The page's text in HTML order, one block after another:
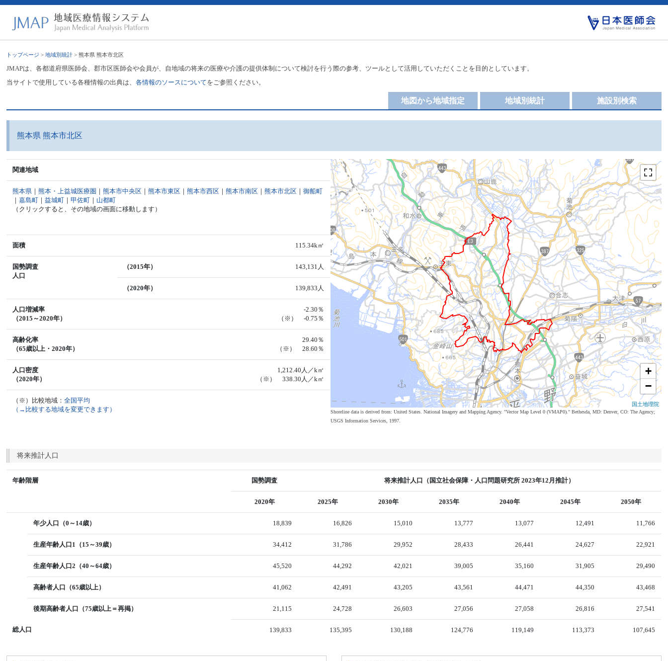
トップページ >地域別統計 > 熊本県 熊本市北区
JMAPは、各都道府県医師会、郡市区医師会や会員が、自地域の将来の医療や介護の提供体制について検討を行う際の参考、ツールとして活用していただくことを目的としています。
当サイトで使用している各種情報の出典は、各情報のソースについてをご参照ください。
施設別検索
地域別統計
地図から地域指定
熊本県 熊本市北区
関連地域
熊本県 ｜熊本・上益城医療圏 ｜熊本市中央区 ｜熊本市東区 ｜熊本市西区 ｜熊本市南区 ｜熊本市北区 ｜御船町
｜嘉島町 ｜益城町 ｜甲佐町 ｜ 山都町
（クリックすると、その地域の画面に移動します）
面積 115.34k㎡
国勢調査
人口
（2015年） 143,131人
（2020年） 139,833人
人口増減率
（2015～2020年）
-2.30％
（※） -0.75％
高齢化率
（65歳以上・2020年）
29.40％
（※） 28.60％
人口密度
（2020年）
1,212.40人／k㎡
（※） 338.30人／k㎡
（※）比較地域：全国平均
（→比較する地域を変更できます）
+
−
国土地理院
Shoreline data is derived from: United States. National Imagery and Mapping Agency. "Vector Map Level 0 (VMAP0)." Bethesda, MD: Denver, CO: The Agency;
USGS Information Services, 1997.
将来推計人口
年齢階層 国勢調査 将来推計人口（国立社会保障・人口問題研究所 2023年12月推計）
2020年 2025年 2030年 2035年 2040年 2045年 2050年
年少人口（0～14歳） 18,839 16,826 15,010 13,777 13,077 12,491 11,766
生産年齢人口1（15～39歳） 34,412 31,786 29,952 28,433 26,441 24,627 22,921
生産年齢人口2（40～64歳） 45,520 44,292 42,021 39,005 35,160 31,905 29,490
高齢者人口（65歳以上） 41,062 42,491 43,205 43,561 44,471 44,350 43,468
後期高齢者人口（75歳以上＝再掲） 21,115 24,728 26,603 27,056 27,058 26,816 27,541
総人口 139,833 135,395 130,188 124,776 119,149 113,373 107,645